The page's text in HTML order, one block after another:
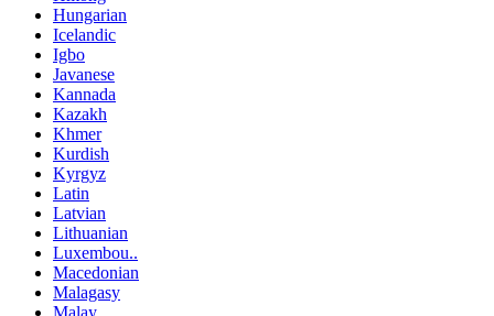
Hungarian
Icelandic
Igbo
Javanese
Kannada
Kazakh
Khmer
Kurdish
Kyrgyz
Latin
Latvian
Lithuanian
Luxembou..
Macedonian
Malagasy
Malay